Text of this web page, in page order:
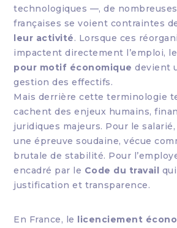
technologiques —, de
françaises se voient contraintes
leur activité. Lorsque ces
impactent directement l’emploi, le
pour motif économique devient
gestion des effectifs.
Mais derrière cette terminologie
cachent des enjeux humains,
juridiques majeurs. Pour le
une épreuve soudaine, vécue
brutale de stabilité. Pour
encadré par le Code du travail
justification et transparence.
En France, le licenciement